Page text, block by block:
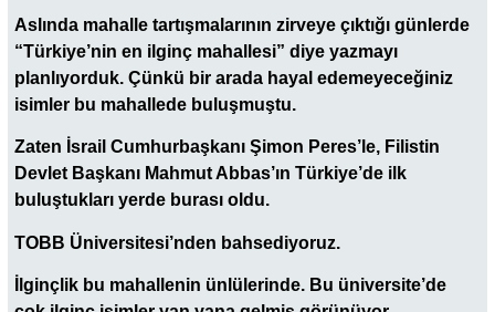
Aslında mahalle tartışmalarının zirveye çıktığı günlerde
“Türkiye’nin en ilginç mahallesi” diye yazmayı
planlıyorduk. Çünkü bir arada hayal edemeyeceğiniz
isimler bu mahallede buluşmuştu.
Zaten İsrail Cumhurbaşkanı Şimon Peres’le, Filistin
Devlet Başkanı Mahmut Abbas’ın Türkiye’de ilk
buluştukları yerde burası oldu.
TOBB Üniversitesi’nden bahsediyoruz.
İlginçlik bu mahallenin ünlülerinde. Bu üniversite’de